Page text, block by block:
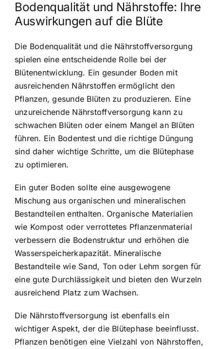
Bodenqualität und Nährstoffe: Ihre
Auswirkungen auf die Blüte
Die Bodenqualität und die Nährstoffversorgung
spielen eine entscheidende Rolle bei der
Blütenentwicklung. Ein gesunder Boden mit
ausreichenden Nährstoffen ermöglicht den
Pflanzen, gesunde Blüten zu produzieren. Eine
unzureichende Nährstoffversorgung kann zu
schwachen Blüten oder einem Mangel an Blüten
führen. Ein Bodentest und die richtige Düngung
sind daher wichtige Schritte, um die Blütephase
zu optimieren.
Ein guter Boden sollte eine ausgewogene
Mischung aus organischen und mineralischen
Bestandteilen enthalten. Organische Materialien
wie Kompost oder verrottetes Pflanzenmaterial
verbessern die Bodenstruktur und erhöhen die
Wasserspeicherkapazität. Mineralische
Bestandteile wie Sand, Ton oder Lehm sorgen für
eine gute Durchlässigkeit und bieten den Wurzeln
ausreichend Platz zum Wachsen.
Die Nährstoffversorgung ist ebenfalls ein
wichtiger Aspekt, der die Blütephase beeinflusst.
Pflanzen benötigen eine Vielzahl von Nährstoffen,